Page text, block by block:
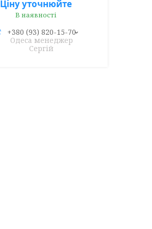
Ціну уточнюйте
В наявності
+380 (93) 820-15-70
Одеса менеджер
Сергій